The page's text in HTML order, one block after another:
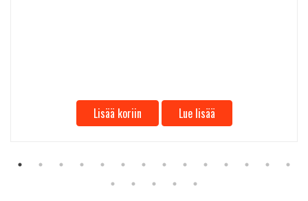
Lisää koriin Lue lisää